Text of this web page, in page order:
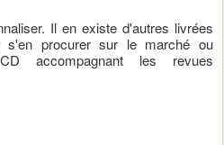
Il en existe d'autres livrées
procurer sur le marché ou
accompagnant les revues